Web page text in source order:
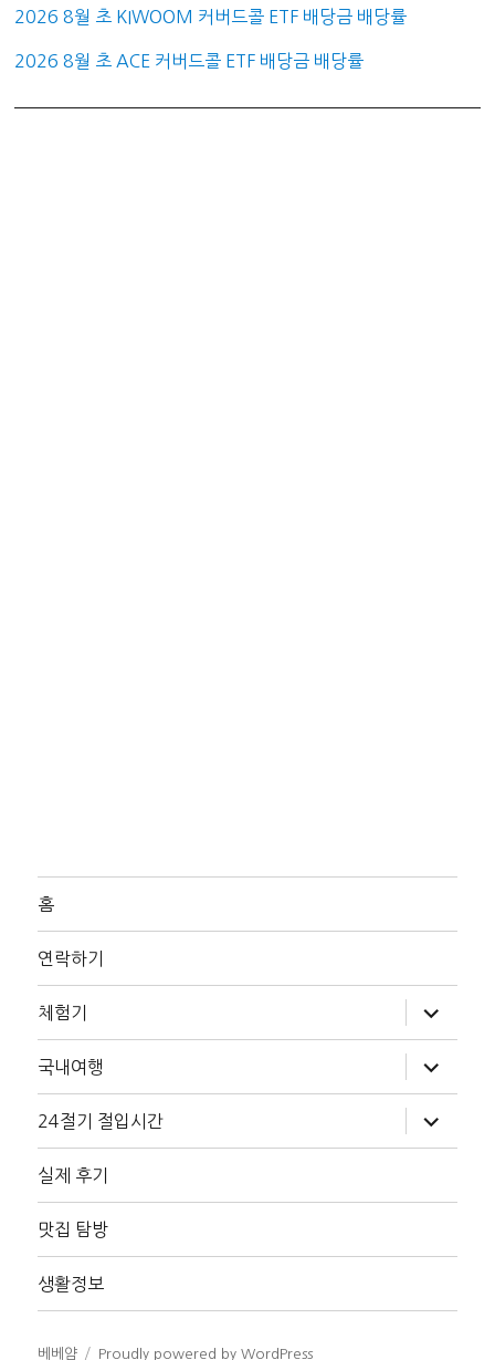
2026 8월 초 KIWOOM 커버드콜 ETF 배당금 배당률
2026 8월 초 ACE 커버드콜 ETF 배당금 배당률
홈
연락하기
체험기
위
메
확
장
국내여행
위
메
확
장
24절기 절입시간
위
메
장
실제 후기
맛집 탐방
생활정보
베베얌 Proudly powered by WordPress